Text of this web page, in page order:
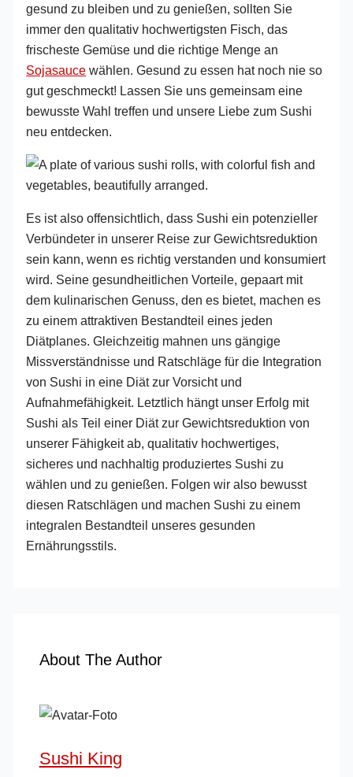
gesund zu bleiben und zu genießen, sollten Sie
immer den qualitativ hochwertigsten Fisch, das
frischeste Gemüse und die richtige Menge an
Sojasauce wählen. Gesund zu essen hat noch nie so
gut geschmeckt! Lassen Sie uns gemeinsam eine
bewusste Wahl treffen und unsere Liebe zum Sushi
neu entdecken.
Es ist also offensichtlich, dass Sushi ein potenzieller
Verbündeter in unserer Reise zur Gewichtsreduktion
sein kann, wenn es richtig verstanden und konsumiert
wird. Seine gesundheitlichen Vorteile, gepaart mit
dem kulinarischen Genuss, den es bietet, machen es
zu einem attraktiven Bestandteil eines jeden
Diätplanes. Gleichzeitig mahnen uns gängige
Missverständnisse und Ratschläge für die Integration
von Sushi in eine Diät zur Vorsicht und
Aufnahmefähigkeit. Letztlich hängt unser Erfolg mit
Sushi als Teil einer Diät zur Gewichtsreduktion von
unserer Fähigkeit ab, qualitativ hochwertiges,
sicheres und nachhaltig produziertes Sushi zu
wählen und zu genießen. Folgen wir also bewusst
diesen Ratschlägen und machen Sushi zu einem
integralen Bestandteil unseres gesunden
Ernährungsstils.
About The Author
Sushi King